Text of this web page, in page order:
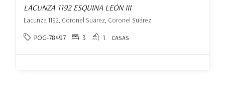
LACUNZA 1192 ESQUINA LEÓN III
Lacunza 1192, Coronel Suárez, Coronel Suárez
POG-78497 3 1 CASAS